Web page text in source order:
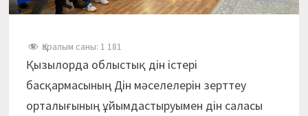
Қаралым саны: 1 181
Қызылорда облыстық дін істері
басқармасының Дін мәселелерін зерттеу
орталығының ұйымдастыруымен дін саласы